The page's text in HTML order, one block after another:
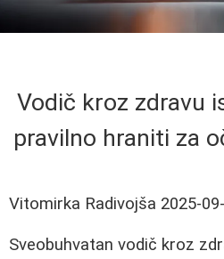
Vodič kroz zdravu
pravilno hraniti za
Vitomirka Radivojša 2025-
Sveobuhvatan vodič kroz